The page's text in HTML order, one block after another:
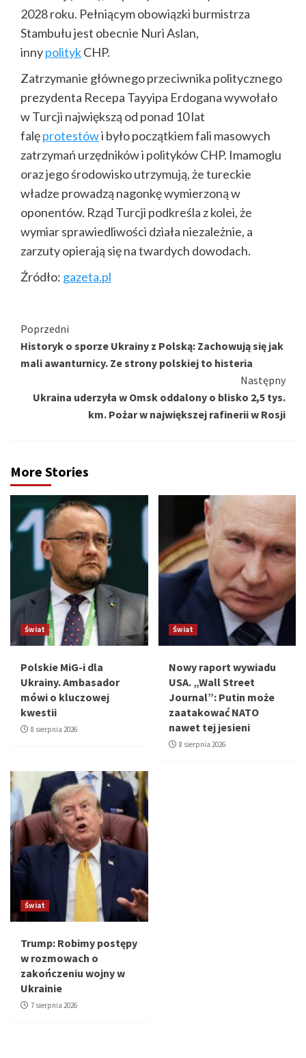
2028 roku. Pełniącym obowiązki burmistrza
Stambułu jest obecnie Nuri Aslan,
innypolitykCHP.
Zatrzymanie głównego przeciwnika politycznego
prezydenta Recepa Tayyipa Erdogana wywołało
w Turcji największą od ponad 10 lat
falęprotestówi było początkiem fali masowych
zatrzymań urzędników i polityków CHP. Imamoglu
oraz jego środowisko utrzymują, że tureckie
władze prowadzą nagonkę wymierzoną w
oponentów. Rząd Turcji podkreśla z kolei, że
wymiar sprawiedliwości działa niezależnie, a
zarzuty opierają się na twardych dowodach.
Źródło: gazeta.pl
Kontynuuj
czytanie
Poprzedni
Historyk o sporze Ukrainy z Polską: Zachowują się jak
mali awanturnicy. Ze strony polskiej to histeria
Następny
Ukraina uderzyła w Omsk oddalony o blisko 2,5 tys.
km. Pożar w największej rafinerii w Rosji
More Stories
Świat
Polskie MiG-i dla
Ukrainy. Ambasador
mówi o kluczowej
kwestii
8 sierpnia 2026
Świat
Nowy raport wywiadu
USA. „Wall Street
Journal”: Putin może
zaatakować NATO
nawet tej jesieni
8 sierpnia 2026
Świat
Trump: Robimy postępy
w rozmowach o
zakończeniu wojny w
Ukrainie
7 sierpnia 2026